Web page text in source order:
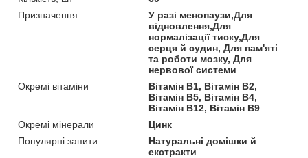
Призначення
У разі менопаузи,Для
відновлення,Для
нормалізації тиску,Для
серця й судин, Для пам'яті
та роботи мозку, Для
нервової системи
Окремі вітаміни
Вітамін В1, Вітамін В2,
Вітамін В5, Вітамін B4,
Вітамін B12, Вітамін В9
Окремі мінерали
Цинк
Популярні запити
Натуральні домішки й
екстракти